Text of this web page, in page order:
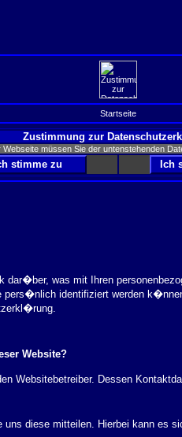
Startseite
Zustimmung zur
müssen Sie der untenstehenden
was mit Ihren
pers�nlich identifiziert werden
Website?
Websitebetreiber. Dessen
uns diese mitteilen. Hierbei kann es